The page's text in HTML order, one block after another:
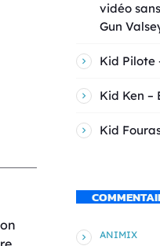
vidéo
Gun
Kid Pilote
Kid Ken –
Kid
ANIMIX